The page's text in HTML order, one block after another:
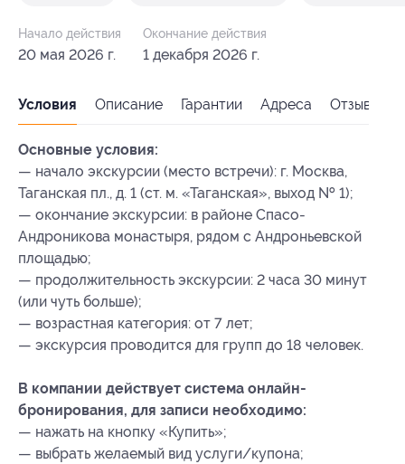
Начало действия
20 мая 2026 г.
Окончание действия
1 декабря 2026 г.
Условия Описание Гарантии Адреса Отзывы
Основные условия:
— начало экскурсии (место встречи): г. Москва,
Таганская пл., д. 1 (ст. м. «Таганская», выход № 1);
— окончание экскурсии: в районе Спасо-
Андроникова монастыря, рядом с Андроньевской
площадью;
— продолжительность экскурсии: 2 часа 30 минут
(или чуть больше);
— возрастная категория: от 7 лет;
— экскурсия проводится для групп до 18 человек.
В компании действует система онлайн-
бронирования, для записи необходимо:
— нажать на кнопку «Купить»;
— выбрать желаемый вид услуги/купона;